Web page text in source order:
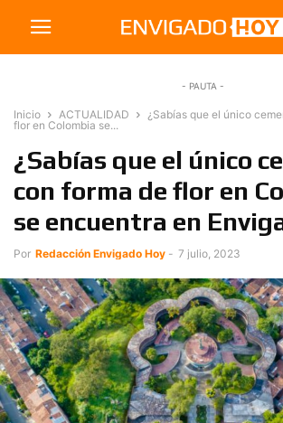
- PAUTA -
Inicio ACTUALIDAD
¿Sabías que el único
flor en Colombia se...
¿Sabías que el único
con forma de flor en
se encuentra en
Por Redacción Envigado Hoy - 7 julio, 2023